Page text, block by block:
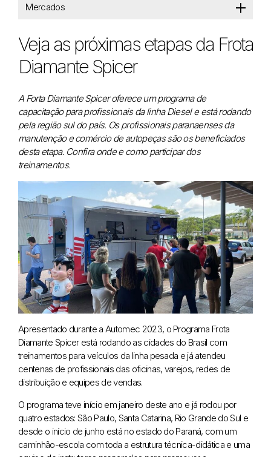
Mercados
Veja as próximas etapas da Frota
Diamante Spicer
A Forta Diamante Spicer oferece um programa de
capacitação para profissionais da linha Diesel e está rodando
pela região sul do país. Os profissionais paranaenses da
manutenção e comércio de autopeças são os beneficiados
desta etapa. Confira onde e como participar dos
treinamentos.
Apresentado durante a Automec 2023, o Programa Frota
Diamante Spicer está rodando as cidades do Brasil com
treinamentos para veículos da linha pesada e já atendeu
centenas de profissionais das oficinas, varejos, redes de
distribuição e equipes de vendas.
O programa teve início em janeiro deste ano e já rodou por
quatro estados: São Paulo, Santa Catarina, Rio Grande do Sul e
desde o início de junho está no estado do Paraná, com um
caminhão-escola com toda a estrutura técnica-didática e uma